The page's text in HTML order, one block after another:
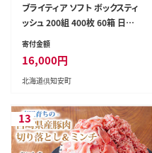
ブライティア ソフト ボックスティ
ッシュ 200組 400枚 60箱 日本
製 まとめ買い ティッシュ リサイ
クル 長持 防災 常備品 日用雑貨
消耗品 生活必需品 備蓄 ペーパ
ー 紙 北海道 倶知安町 日用品
寄付金額
16,000円
北海道倶知安町
13